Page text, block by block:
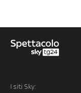
I siti Sky: